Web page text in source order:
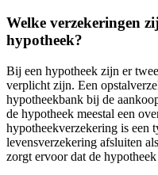
Welke verzekeringen
hypotheek?
Bij een hypotheek zijn er
verplicht zijn. Een
hypotheekbank bij de
de hypotheek meestal een
hypotheekverzekering is een
levensverzekering afsluiten
zorgt ervoor dat de